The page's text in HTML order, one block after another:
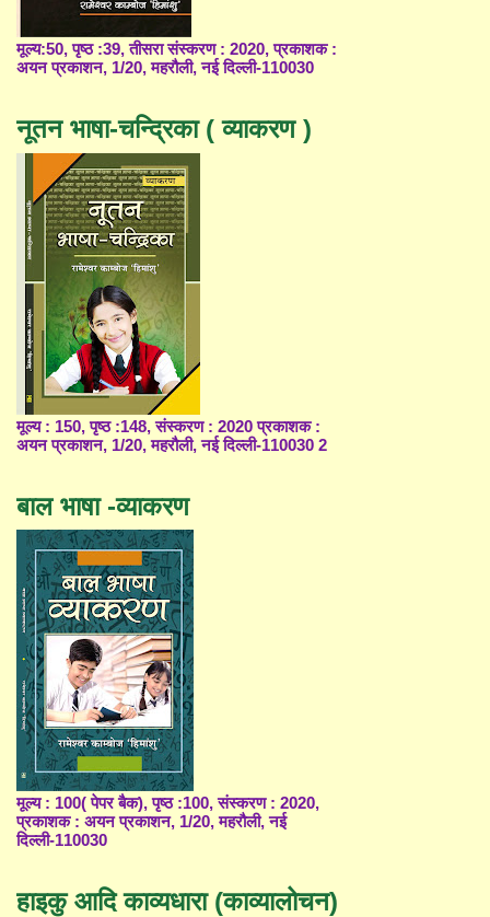
मूल्य:50, पृष्ठ :39, तीसरा संस्करण : 2020, प्रकाशक :
अयन प्रकाशन, 1/20, महरौली, नई दिल्ली-110030
नूतन भाषा-चन्द्रिका ( व्याकरण )
मूल्य : 150, पृष्ठ :148, संस्करण : 2020 प्रकाशक :
अयन प्रकाशन, 1/20, महरौली, नई दिल्ली-110030 2
बाल भाषा -व्याकरण
मूल्य : 100( पेपर बैक), पृष्ठ :100, संस्करण : 2020,
प्रकाशक : अयन प्रकाशन, 1/20, महरौली, नई
दिल्ली-110030
हाइकु आदि काव्यधारा (काव्यालोचन)